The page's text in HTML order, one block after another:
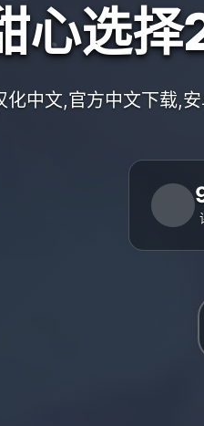
心选
化中文,官方中文下载,